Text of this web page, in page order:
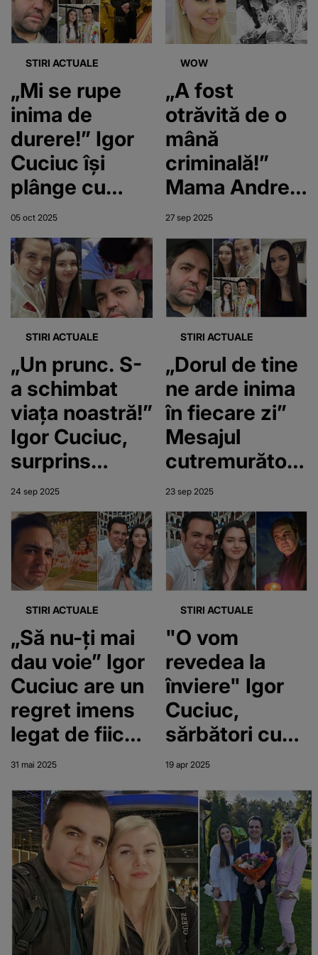
Artistul, anunț
neașteptat
despre relația
cu soția sa, la
aproape un an
de la moartea
fiicei lor
fost otrăvită la
Balul
Bobocilor: „În
acea seară
cineva de la
masă avea ....”
STIRI ACTUALE
„Mi se rupe
inima de
durere!” Igor
Cuciuc își
plânge cu
lacrimi amare
fiica.
Dezvăluiri
sfâșietoare
după aproape
un an de la
moartea
Andreei: „În
camera ta e
pustiu. În casă
nu mai este
bucuria pe
care ne-o
aduceai tu”
05 oct 2025
WOW
„A fost
otrăvită de o
mână
criminală!”
Mama Andreei
Cuciuc,
declarații șoc
la un an de la
moartea fetei!
„Criminalul să
fie pedepsit!”
27 sep 2025
STIRI ACTUALE
„Un prunc. S-
a schimbat
viața noastră!”
Igor Cuciuc,
surprins
pentru prima
dată cu copilul
în brațe, după
moartea fiicei
sale! Artistul
s-a
transformat
radical
24 sep 2025
STIRI ACTUALE
„Dorul de tine
ne arde inima
în fiecare zi”
Mesajul
cutremurător
al lui Igor
Cuciuc pentru
fiica sa,
Andreea, la 10
luni de la
moartea ei
23 sep 2025
STIRI ACTUALE
„Să nu-ți mai
dau voie” Igor
Cuciuc are un
regret imens
legat de fiica
sa! Artistul
putut s-o
salveze dacă
o oprea să
facă asta
31 mai 2025
STIRI ACTUALE
"O vom
revedea la
înviere" Igor
Cuciuc,
sărbători cu
sufletul în
Mesajul
transmis de
artist înainte
de Paște: "M-
am rugat ca
Dumnezeu..."
19 apr 2025